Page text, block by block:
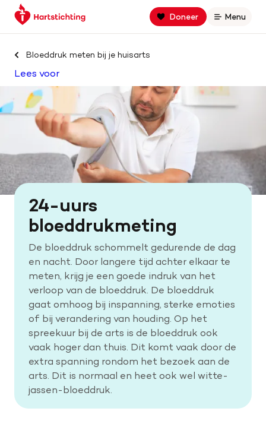
Spring
naar
Spring
naar
navigatie
Keer
terug
de
homepage
Doneer
Open
Menu
Zoek binnen hartstichting.nl
Zoeken
Home
Hart- en vaatziekten
Oorzaken
Is jouw hart gezond?
Help mee met geld
Help mee met tijd
Leven met
Wetenschappelijk onderzoek
Bloeddruk meten bij je huisarts
Lees voor
24-uurs
bloeddrukmeting
De bloeddruk schommelt gedurende de dag
en nacht. Door langere tijd achter elkaar te
meten, krijg je een goede indruk van het
verloop van de bloeddruk. De bloeddruk
gaat omhoog bij inspanning, sterke emoties
of bij verandering van houding. Op het
spreekuur bij de arts is de bloeddruk ook
vaak hoger dan thuis. Dit komt vaak door de
extra spanning rondom het bezoek aan de
arts. Dit is normaal en heet ook wel witte-
jassen-bloeddruk.